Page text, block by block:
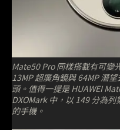
Mate50 Pro 同樣搭載有可變
13MP 超廣角鏡與 64MP 潛
頭。值得一提是 HUAWEI
DXOMark 中，以 149 分為
的手機。